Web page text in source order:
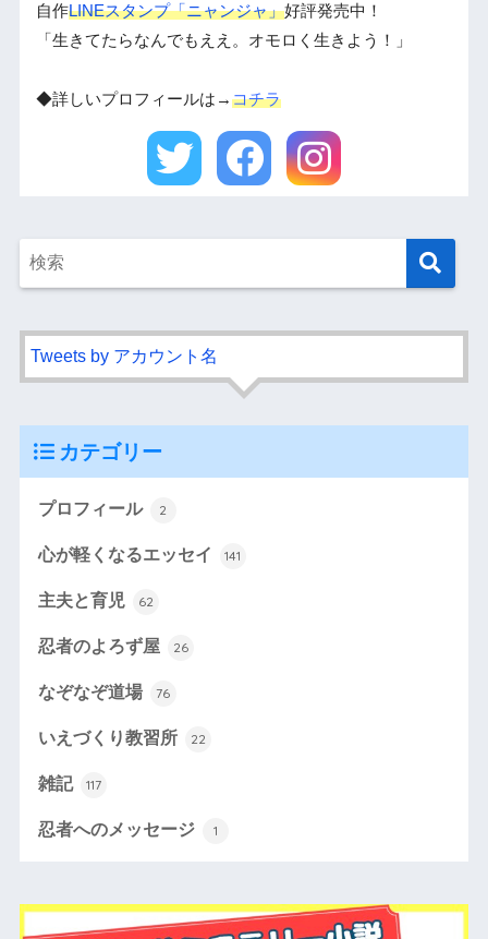
自作LINEスタンプ「ニャンジャ」好評発売中！
「生きてたらなんでもええ。オモロく生きよう！」
◆詳しいプロフィールは→コチラ
Tweets by アカウント名
カテゴリー
プロフィール 2
心が軽くなるエッセイ 141
主夫と育児 62
忍者のよろず屋 26
なぞなぞ道場 76
いえづくり教習所 22
雑記 117
忍者へのメッセージ 1